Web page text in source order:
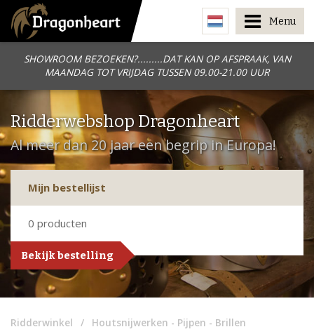
SHOWROOM BEZOEKEN?.........DAT KAN OP AFSPRAAK, VAN
MAANDAG TOT VRIJDAG TUSSEN 09.00-21.00 UUR
Menu
Ridderwebshop Dragonheart
Al meer dan 20 jaar een begrip in Europa!
Mijn bestellijst
0 producten
Bekijk bestelling
Ridderwinkel Houtsnijwerken - Pijpen - Brillen